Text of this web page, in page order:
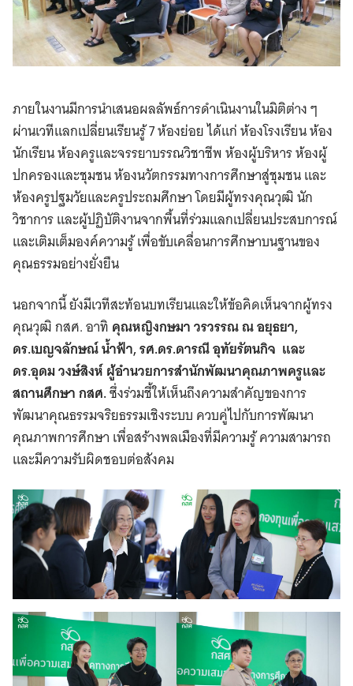
ภายในงานมีการนำเสนอผลลัพธ์การดำเนินงานในมิติต่าง ๆ
ผ่านเวทีแลกเปลี่ยนเรียนรู้ 7 ห้องย่อย ได้แก่ ห้องโรงเรียน ห้อง
นักเรียน ห้องครูและจรรยาบรรณวิชาชีพ ห้องผู้บริหาร ห้องผู้
ปกครองและชุมชน ห้องนวัตกรรมทางการศึกษาสู่ชุมชน และ
ห้องครูปฐมวัยและครูประถมศึกษา โดยมีผู้ทรงคุณวุฒิ นัก
วิชาการ และผู้ปฏิบัติงานจากพื้นที่ร่วมแลกเปลี่ยนประสบการณ์
และเติมเต็มองค์ความรู้ เพื่อขับเคลื่อนการศึกษาบนฐานของ
คุณธรรมอย่างยั่งยืน
นอกจากนี้ ยังมีเวทีสะท้อนบทเรียนและให้ข้อคิดเห็นจากผู้ทรง
คุณวุฒิ กสศ. อาทิ คุณหญิงกษมา วรวรรณ ณ อยุธยา,
ดร.เบญจลักษณ์ น้ำฟ้า, รศ.ดร.ดารณี อุทัยรัตนกิจ และ
ดร.อุดม วงษ์สิงห์ผู้อำนวยการสำนักพัฒนาคุณภาพครูและ
สถานศึกษา กสศ.ซึ่งร่วมชี้ให้เห็นถึงความสำคัญของการ
พัฒนาคุณธรรมจริยธรรมเชิงระบบ ควบคู่ไปกับการพัฒนา
คุณภาพการศึกษา เพื่อสร้างพลเมืองที่มีความรู้ ความสามารถ
และมีความรับผิดชอบต่อสังคม